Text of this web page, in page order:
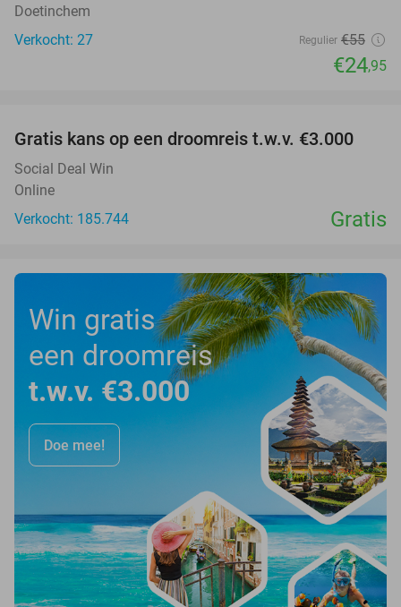
Doetinchem
Verkocht: 27
Regulier €55
€24,95
Gratis kans op een droomreis t.w.v. €3.000
Social Deal Win
Online
Verkocht: 185.744
Gratis
Win gratis
een droomreis
t.w.v. €3.000
Doe mee!